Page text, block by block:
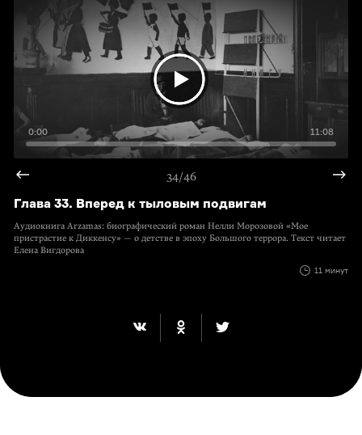
0:00 11:08
34/46
Глава 33. Вперед к тыловым подвигам
Аудиокнига Arzamas: биографический роман Нелли Морозовой «Мое
пристрастие к Диккенсу» — о детстве в эпоху Большого террора. Текст читает
Елена Вигдорова
11 минут